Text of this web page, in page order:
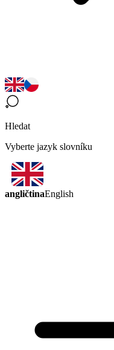
Hledat
Vyberte jazyk slovníku
angličtinaEnglish